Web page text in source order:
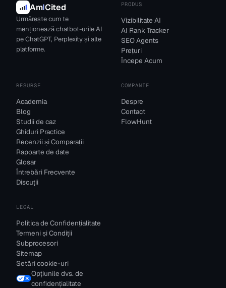
AmICited
Urmărește cum te
menționează chatbot-urile AI
pe ChatGPT, Perplexity și alte
platforme.
PRODUS
Vizibilitate AI
AI Rank Tracker
SEO Agents
Prețuri
Începe Acum
RESURSE
Academia
Blog
Studii de caz
Ghiduri Practice
Recenzii și Comparații
Rapoarte de date
Glosar
Întrebări Frecvente
Discuții
COMPANIE
Despre
Contact
FlowHunt
LEGAL
Politica de Confidențialitate
Termeni și Condiții
Subprocesori
Sitemap
Setări cookie-uri
Opțiunile dvs. de
confidențialitate